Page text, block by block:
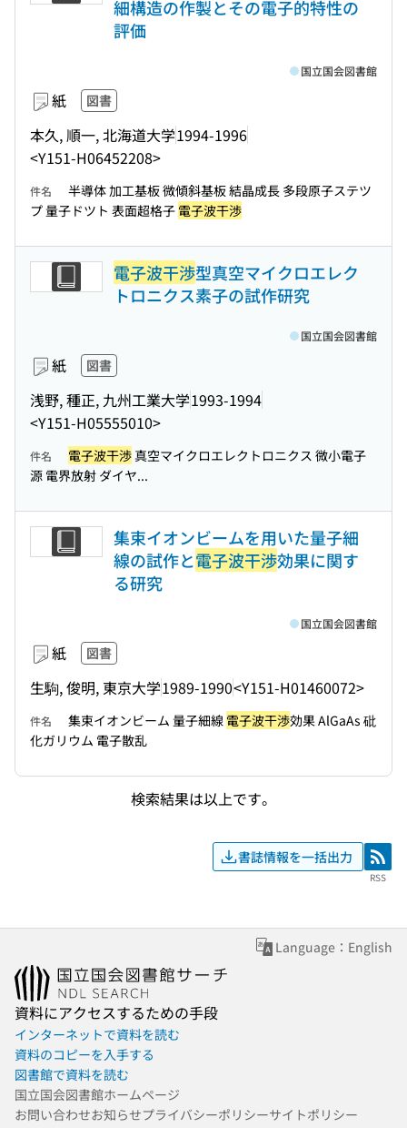
細構造の作製とその電子的特性の
評価
紙 図書
本久, 順一, 北海道大学1994-1996
<Y151-H06452208>
国立国会図書館
件名
半導体 加工基板 微傾斜基板 結晶成長 多段原子ステツ
プ 量子ドツト 表面超格子 電子波干渉
電子波干渉型真空マイクロエレク
トロニクス素子の試作研究
紙 図書
浅野, 種正, 九州工業大学1993-1994
<Y151-H05555010>
国立国会図書館
件名 電子波干渉真空マイクロエレクトロニクス 微小電子
源 電界放射 ダイヤ...
集束イオンビームを用いた量子細
線の試作と電子波干渉効果に関す
る研究
紙 図書
生駒, 俊明, 東京大学1989-1990<Y151-H01460072>
国立国会図書館
件名 集束イオンビーム 量子細線 電子波干渉効果 AlGaAs 砒
化ガリウム 電子散乱
検索結果は以上です。
書誌情報を一括出力 RSS
RSS
Language：English
資料にアクセスするための手段
インターネットで資料を読む
資料のコピーを入手する
図書館で資料を読む
国立国会図書館ホームページ
お問い合わせお知らせプライバシーポリシーサイトポリシー